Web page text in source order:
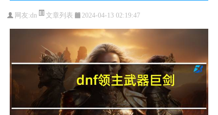
网友:dn 文章列表 2024-04-13 02:19:47